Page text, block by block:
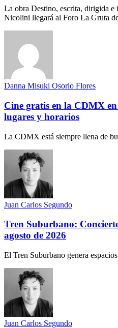
La obra Destino, escrita, dirigida e
Nicolini llegará al Foro La Gruta
Danna Misuki Osorio Flores
Cine gratis en la CDMX en
lugares y horarios
La CDMX está siempre llena de
Juan Carlos Segundo
Tren Suburbano:
agosto de 2026
El Tren Suburbano genera
Juan Carlos Segundo